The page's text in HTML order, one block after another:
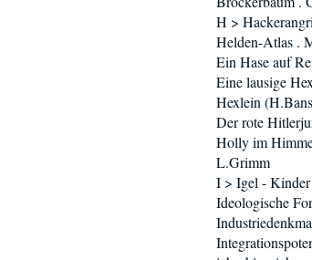
H >
Helden-Atlas .
Ein Hase auf
Eine lausige
Hexlein
Der rote
Holly im
L.Grimm
I > Igel - Kinder
Ideologische